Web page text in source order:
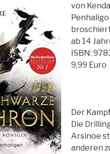
von
ab 14
ISBN:
9,99 Euro
Der
Die
Arsinoe
anderen